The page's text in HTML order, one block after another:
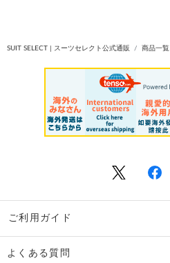
SUIT SELECT | スーツセレクト公式通販 商品一覧
ご利用ガイド
よくある質問